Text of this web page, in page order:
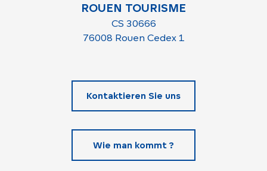
ROUEN TOURISME
CS 30666
76008 Rouen Cedex 1
Kontaktieren Sie uns
Wie man kommt ?